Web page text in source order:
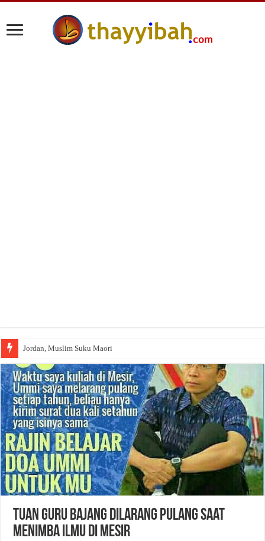
Jordan, Muslim Suku Maori
Tuan Guru Bajang Dilarang Pulang Saat
Menimba Ilmu di Mesir